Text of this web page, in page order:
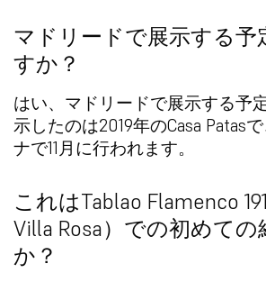
マドリードで展示する予
すか？
はい、マドリードで展示する予
示したのは2019年のCasa Patas
ナで11月に行われます。
これはTablao Flamenco
Villa Rosa）での初めての
か？